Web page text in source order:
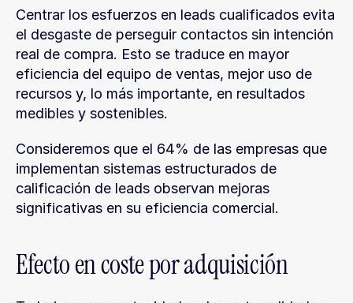
Centrar los esfuerzos en leads cualificados evita
el desgaste de perseguir contactos sin intención
real de compra. Esto se traduce en mayor
eficiencia del equipo de ventas, mejor uso de
recursos y, lo más importante, en resultados
medibles y sostenibles.
Consideremos que el 64% de las empresas que
implementan sistemas estructurados de
calificación de leads observan mejoras
significativas en su eficiencia comercial.
Efecto en coste por adquisición